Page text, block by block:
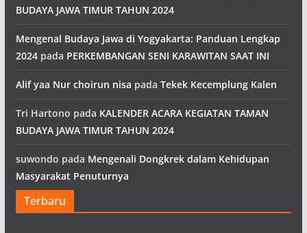
BUDAYA JAWA TIMUR TAHUN 2024
Mengenal Budaya Jawa di Yogyakarta: Panduan Lengkap
2024pada PERKEMBANGAN SENI KARAWITAN SAAT INI
Alif yaa Nur choirun nisa pada Tekek Kecemplung Kalen
Tri Hartono pada KALENDER ACARA KEGIATAN TAMAN
BUDAYA JAWA TIMUR TAHUN 2024
suwondo pada Mengenali Dongkrek dalam Kehidupan
Masyarakat Penuturnya
Terbaru